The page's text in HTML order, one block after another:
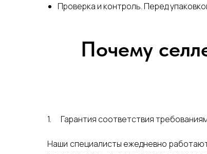
Проверка и контроль. Перед
Почему
1. Гарантия соответствия
Наши специалисты ежедневно